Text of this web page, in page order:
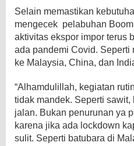
Selain memastikan
mengecek pelabuhan
aktivitas ekspor impor terus
ada pandemi Covid. Seperti
ke Malaysia, China, dan
“Alhamdulillah, kegiatan
tidak mandek. Seperti sawit,
jalan. Bukan penurunan ya
karena jika ada lockdown
sulit. Seperti batubara di